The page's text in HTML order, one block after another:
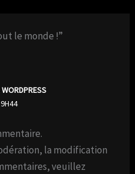
le monde !”
WORDPRESS
la modification
veuillez